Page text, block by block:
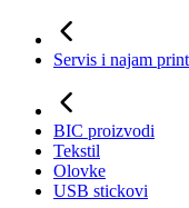
Servis i najam
BIC proizvodi
Tekstil
Olovke
USB stickovi